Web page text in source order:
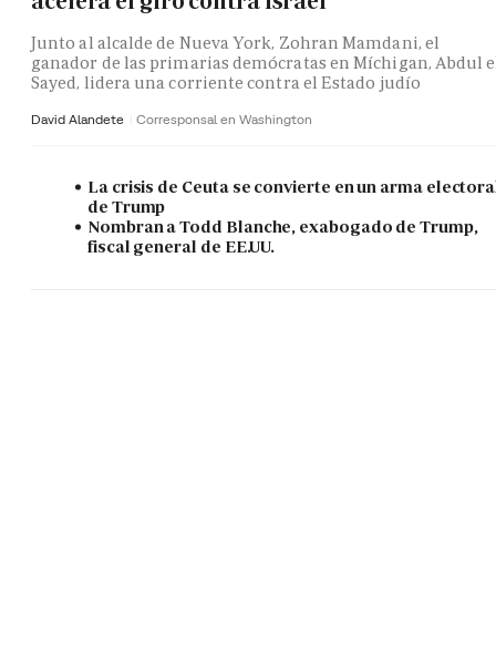
Junto al alcalde de Nueva York, Zohran Mamdani, el
ganador de las primarias demócratas en Míchigan, Abdul
Sayed, lidera una corriente contra el Estado judío
David Alandete Corresponsal en Washington
La crisis de Ceuta se convierte en un arma
de Trump
Nombran a Todd Blanche, exabogado de Trump,
fiscal general de EE.UU.